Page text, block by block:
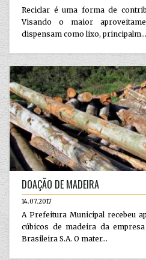
Reciclar é uma forma de
Visando o maior
dispensam como lixo, principalm...
DOAÇÃO DE MADEIRA
14.07.2017
A Prefeitura Municipal recebeu
cúbicos de madeira da
Brasileira S.A. O mater...